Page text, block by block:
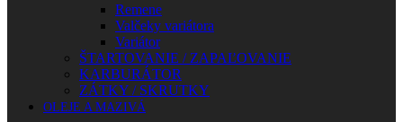
Remene
Valčeky variátora
Variátor
ŠTARTOVANIE / ZAPAĽOVANIE
KARBURÁTOR
ZÁTKY / SKRUTKY
OLEJE A MAZIVÁ